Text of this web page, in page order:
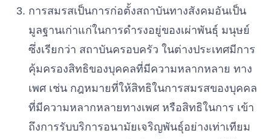
การสมรสเป็นการก่อตั้งสถาบันทางสังคมอันเป็น
มูลฐานเก่าแก่ในการดํารงอยู่ของเผ่าพันธุ์ มนุษย์
ซึ่งเรียกว่า สถาบันครอบครัว ในต่างประเทศมีการ
คุ้มครองสิทธิของบุคคลที่มีความหลากหลาย ทาง
เพศ เช่น กฎหมายที่ให้สิทธิในการสมรสของบุคคล
ที่มีความหลากหลายทางเพศ หรือสิทธิในการ เข้า
ถึงการรับบริการอนามัยเจริญพันธุ์อย่างเท่าเทียม